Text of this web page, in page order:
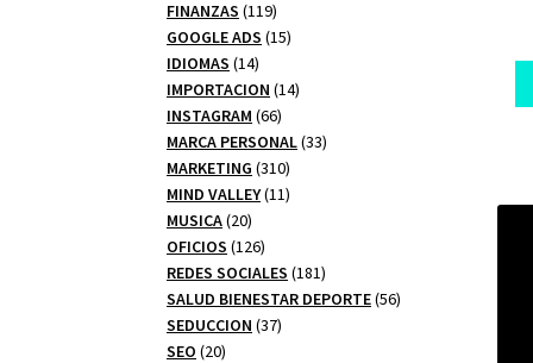
productos
FINANZAS 119119
productos
GOOGLE ADS 1515
IDIOMAS 1414
productos
IMPORTACION 1414
INSTAGRAM 6666
productos
MARCA PERSONAL 3333
MARKETING 310310
productos
MIND VALLEY 1111
MUSICA 2020
productos
OFICIOS 126126
productos
REDES SOCIALES 181181
productos
SALUD BIENESTAR DEPORTE 5656
SEDUCCION 3737
SEO 2020